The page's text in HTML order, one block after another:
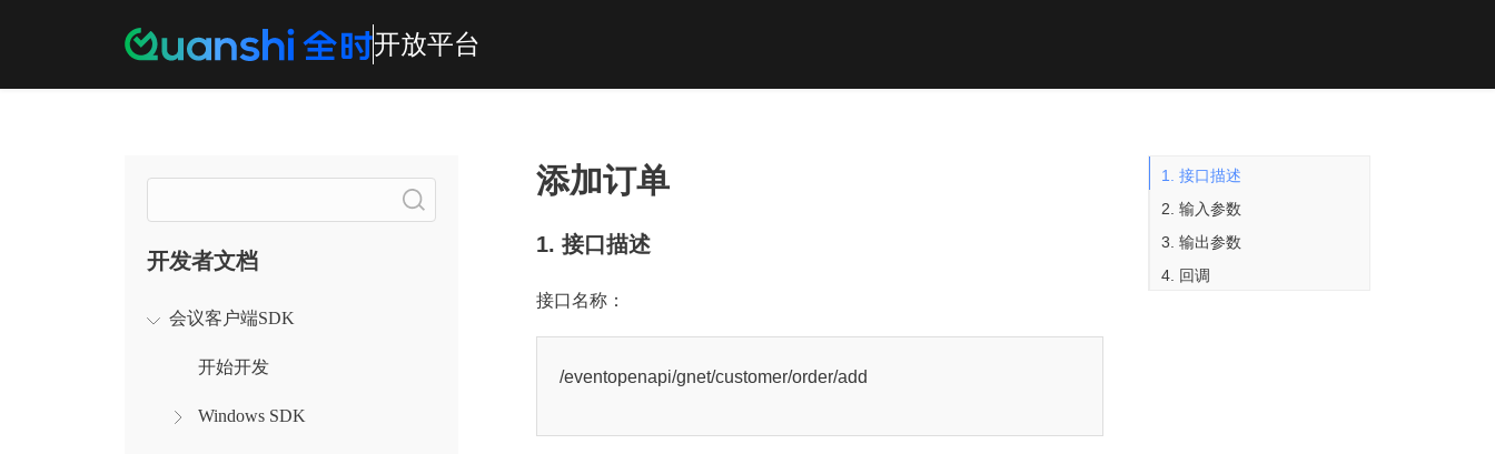
开放平台
开发者文档
会议客户端SDK
开始开发
Windows SDK
添加订单
1. 接口描述
接口名称：
/eventopenapi/gnet/customer/order/add
1. 接口描述
2. 输入参数
3. 输出参数
4. 回调